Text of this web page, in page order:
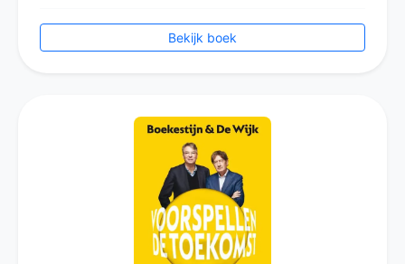
Bekijk boek